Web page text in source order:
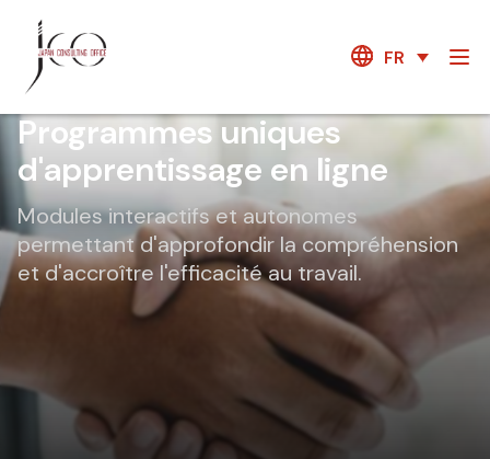
FR
Programmes uniques
d'apprentissage en ligne
Modules interactifs et autonomes
permettant d'approfondir la compréhension
et d'accroître l'efficacité au travail.